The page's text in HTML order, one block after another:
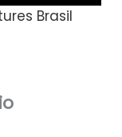
Brasil